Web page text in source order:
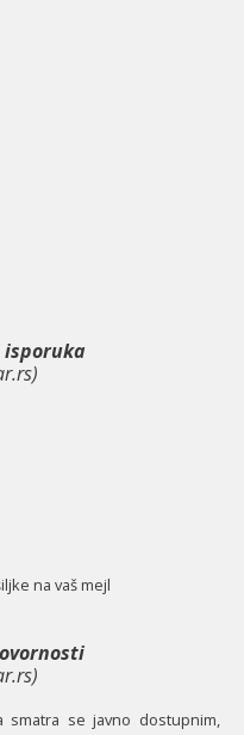
isporuka
na vaš mejl
se javno dostupnim,